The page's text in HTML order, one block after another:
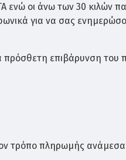
γεμίζουν με νερό και
προσβληθεί απο
οι άνω των 30 κιλών
για να σας
επιβάρυνση
τρόπο πληρωμής